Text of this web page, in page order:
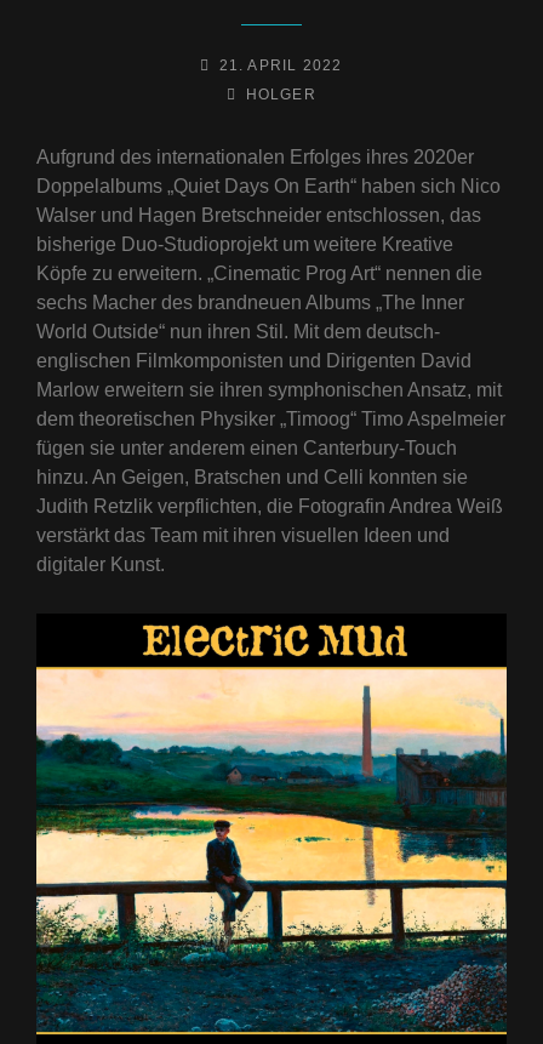
POSTED-
21. APRIL 2022
BY
BYLINE
HOLGER
Aufgrund des internationalen Erfolges ihres 2020er
Doppelalbums „Quiet Days On Earth“ haben sich Nico
Walser und Hagen Bretschneider entschlossen, das
bisherige Duo-Studioprojekt um weitere Kreative
Köpfe zu erweitern. „Cinematic Prog Art“ nennen die
sechs Macher des brandneuen Albums „The Inner
World Outside“ nun ihren Stil. Mit dem deutsch-
englischen Filmkomponisten und Dirigenten David
Marlow erweitern sie ihren symphonischen Ansatz, mit
dem theoretischen Physiker „Timoog“ Timo Aspelmeier
fügen sie unter anderem einen Canterbury-Touch
hinzu. An Geigen, Bratschen und Celli konnten sie
Judith Retzlik verpflichten, die Fotografin Andrea Weiß
verstärkt das Team mit ihren visuellen Ideen und
digitaler Kunst.